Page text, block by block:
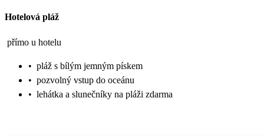
Hotelová pláž
přímo u hotelu
• pláž s bílým jemným pískem
• pozvolný vstup do oceánu
• lehátka a slunečníky na pláži zdarma